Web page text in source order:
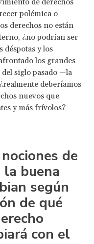
polémica o
derechos no están
¿no podrían ser
déspotas y los
los grandes
siglo pasado —la
deberíamos
nuevos que
y más frívolos?
de
buena
según
de qué
con el